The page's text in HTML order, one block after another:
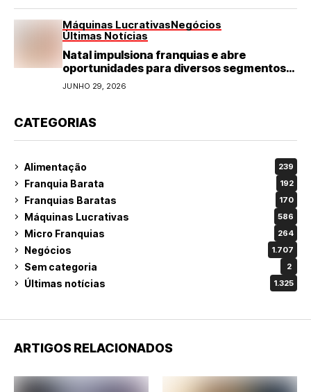
Máquinas LucrativasNegócios
Últimas Notícias
Natal impulsiona franquias e abre
oportunidades para diversos segmentos
do varejo
JUNHO 29, 2026
CATEGORIAS
Alimentação 239
Franquia Barata 192
Franquias Baratas 170
Máquinas Lucrativas 586
Micro Franquias 264
Negócios 1.707
Sem categoria 2
Últimas notícias 1.325
ARTIGOS RELACIONADOS